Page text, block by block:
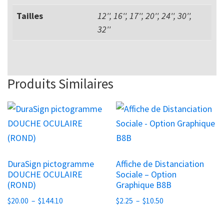
Tailles
12'', 16'', 17'', 20'', 24'', 30'',
32''
Produits Similaires
DuraSign pictogramme
DOUCHE OCULAIRE
(ROND)
$20.00 – $144.10
Ce
produit
a
variations.
Les
options
Affiche de Distanciation
Sociale – Option
Graphique B8B
$2.25 – $10.50
Ce
produit
a
variations.
Les
options